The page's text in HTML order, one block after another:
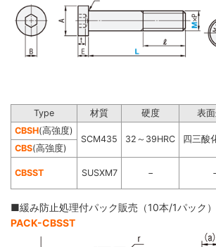
Type 材質 硬度 表
CBSH(高強度)
SCM435
32～39HRC 四三酸
CBS(高強度)
CBSST SUSXM7 −
■緩み防止処理付パック販売（10本/1パック）
PACK-CBSST